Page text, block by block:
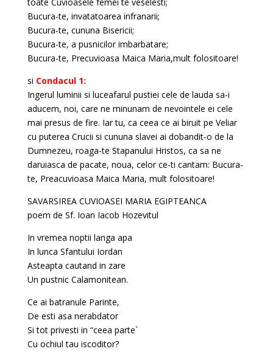
Bucura-te, invatatoarea infranarii;
Bucura-te, cununa Bisericii;
Bucura-te, a pusnicilor imbarbatare;
Bucura-te, Precuvioasa Maica Maria,mult folositoare!
si Condacul 1:
Ingerul luminii si luceafarul pustiei cele de lauda sa-i
aducem, noi, care ne minunam de nevointele ei cele
mai presus de fire. Iar tu, ca ceea ce ai biruit pe Veliar
cu puterea Crucii si cununa slavei ai dobandit-o de la
Dumnezeu, roaga-te Stapanului Hristos, ca sa ne
daruiasca de pacate, noua, celor ce-ti cantam: Bucura-
te, Preacuvioasa Maica Maria, mult folositoare!
SAVARSIREA CUVIOASEI MARIA EGIPTEANCA
poem de Sf. Ioan Iacob Hozevitul
In vremea noptii langa apa
In lunca Sfantului Iordan
Asteapta cautand in zare
Un pustnic Calamonitean.
Ce ai batranule Parinte,
De esti asa nerabdator
Si tot privesti in “ceea parte`
Cu ochiul tau iscoditor?